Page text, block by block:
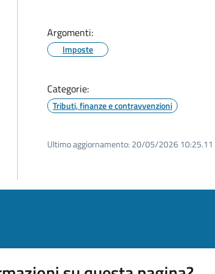
Argomenti:
Imposte
Categorie:
Tributi, finanze e contravvenzioni
Ultimo aggiornamento: 20/05/2026 10:25.11